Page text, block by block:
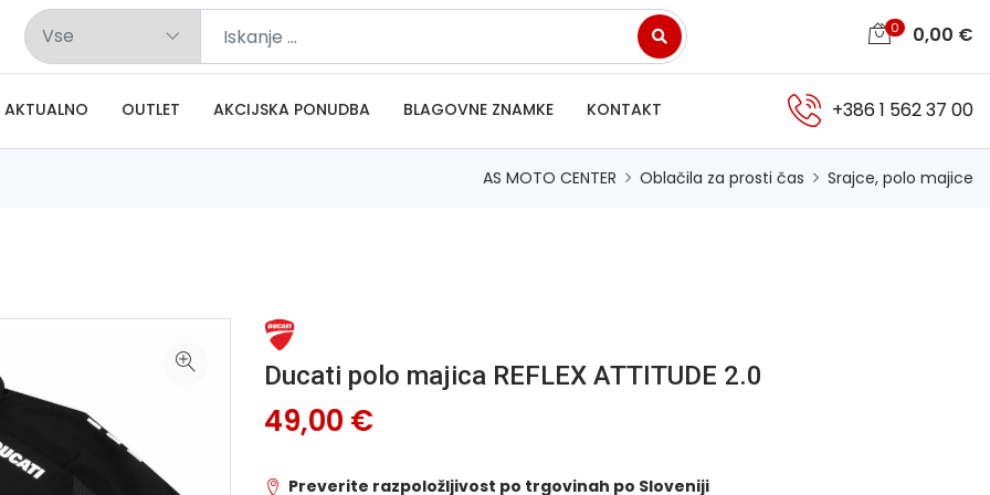
0 0,00 €
AKTUALNO OUTLET AKCIJSKA PONUDBA BLAGOVNE ZNAMKE KONTAKT +386 1 562 37 00
AS MOTO CENTER Oblačila za prosti čas Srajce, polo majice
Ducati polo majica REFLEX ATTITUDE 2.0
49,00 €
Preverite razpoložljivost po trgovinah po Sloveniji